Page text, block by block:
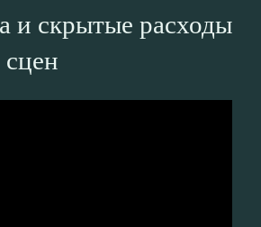
и скрытые расходы